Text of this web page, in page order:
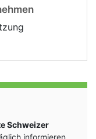
Schweizer
informieren